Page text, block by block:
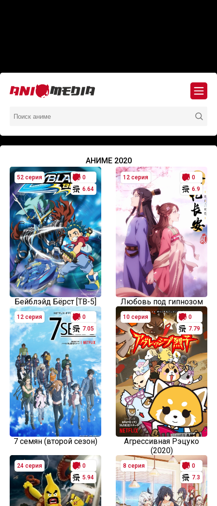
АНИМЕ 2020
52 серия
0
6.64
Бейблэйд Бёрст [ТВ-5]
12 серия
0
6.9
Любовь под гипнозом
12 серия
0
7.05
7 семян (второй сезон)
10 серия
0
7.79
Агрессивная Рэцуко
(2020)
24 серия
0
5.94
8 серия
0
7.3